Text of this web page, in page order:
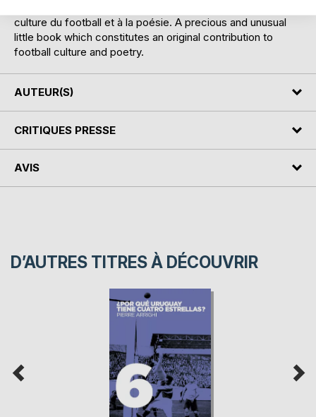
culture du football et à la poésie. A precious and unusual
little book which constitutes an original contribution to
football culture and poetry.
AUTEUR(S)
CRITIQUES PRESSE
AVIS
D’AUTRES TITRES À DÉCOUVRIR